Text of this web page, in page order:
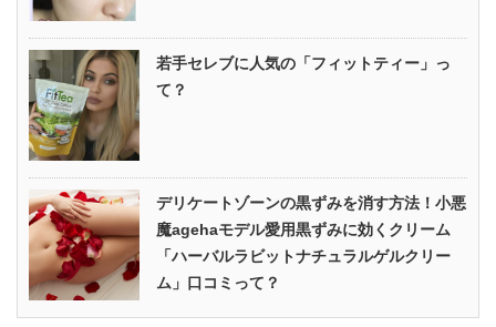
若手セレブに人気の「フィットティー」っ
て？
デリケートゾーンの黒ずみを消す方法！小悪
魔agehaモデル愛用黒ずみに効くクリーム
「ハーバルラビットナチュラルゲルクリー
ム」口コミって？